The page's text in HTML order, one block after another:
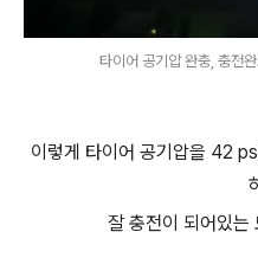
타이어 공기압 완충, 충전
이렇게 타이어 공기압을 42
잘 충전이 되어있는